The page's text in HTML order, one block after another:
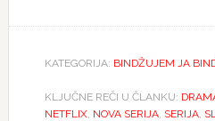
KATEGORIJA: BINDŽUJEM JA
KLJUČNE REČI U ČLANKU:
NETFLIX, NOVA SERIJA, SERIJA,